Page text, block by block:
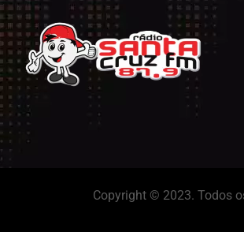
Copyright © 2023. Todos